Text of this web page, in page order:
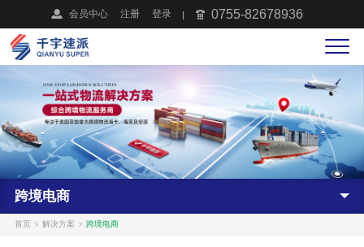
会员中心 注册 登录 0755-82678936
跨境电商
首页 解决方案 跨境电商